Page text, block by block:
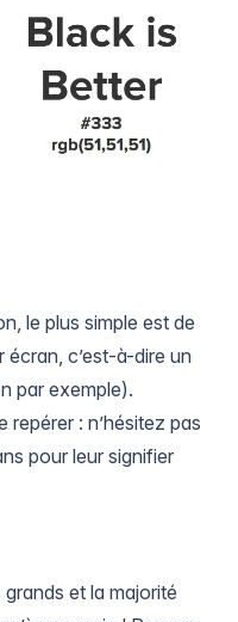
le plus simple est de
c’est-à-dire un
par exemple).
: n’hésitez pas
pour leur signifier
et la majorité